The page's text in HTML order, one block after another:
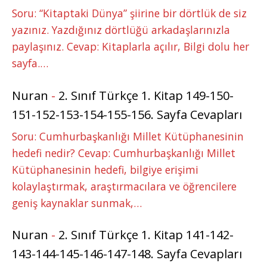
Soru: “Kitaptaki Dünya” şiirine bir dörtlük de siz
yazınız. Yazdığınız dörtlüğü arkadaşlarınızla
paylaşınız. Cevap: Kitaplarla açılır, Bilgi dolu her
sayfa.…
Nuran - 2. Sınıf Türkçe 1. Kitap 149-150-
151-152-153-154-155-156. Sayfa Cevapları
Soru: Cumhurbaşkanlığı Millet Kütüphanesinin
hedefi nedir? Cevap: Cumhurbaşkanlığı Millet
Kütüphanesinin hedefi, bilgiye erişimi
kolaylaştırmak, araştırmacılara ve öğrencilere
geniş kaynaklar sunmak,…
Nuran - 2. Sınıf Türkçe 1. Kitap 141-142-
143-144-145-146-147-148. Sayfa Cevapları